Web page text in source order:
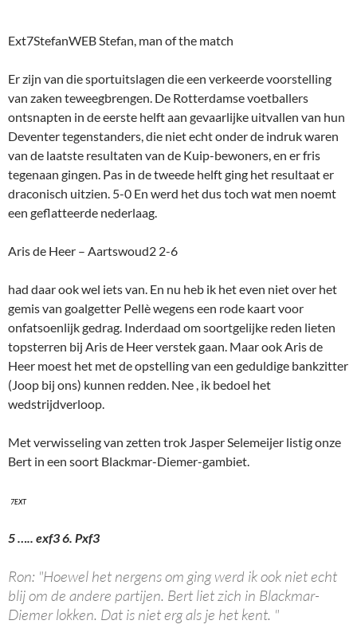
Ext7StefanWEB Stefan, man of the match
Er zijn van die sportuitslagen die een verkeerde voorstelling
van zaken teweegbrengen. De Rotterdamse voetballers
ontsnapten in de eerste helft aan gevaarlijke uitvallen van hun
Deventer tegenstanders, die niet echt onder de indruk waren
van de laatste resultaten van de Kuip-bewoners, en er fris
tegenaan gingen. Pas in de tweede helft ging het resultaat er
draconisch uitzien. 5-0 En werd het dus toch wat men noemt
een geflatteerde nederlaag.
Aris de Heer – Aartswoud2 2-6
had daar ook wel iets van. En nu heb ik het even niet over het
gemis van goalgetter Pellè wegens een rode kaart voor
onfatsoenlijk gedrag. Inderdaad om soortgelijke reden lieten
topsterren bij Aris de Heer verstek gaan. Maar ook Aris de
Heer moest het met de opstelling van een geduldige bankzitter
(Joop bij ons) kunnen redden. Nee , ik bedoel het
wedstrijdverloop.
Met verwisseling van zetten trok Jasper Selemeijer listig onze
Bert in een soort Blackmar-Diemer-gambiet.
7EXT
5 ….. exf3 6. Pxf3
Ron: "Hoewel het nergens om ging werd ik ook niet echt
blij om de andere partijen. Bert liet zich in Blackmar-
Diemer lokken. Dat is niet erg als je het kent. "